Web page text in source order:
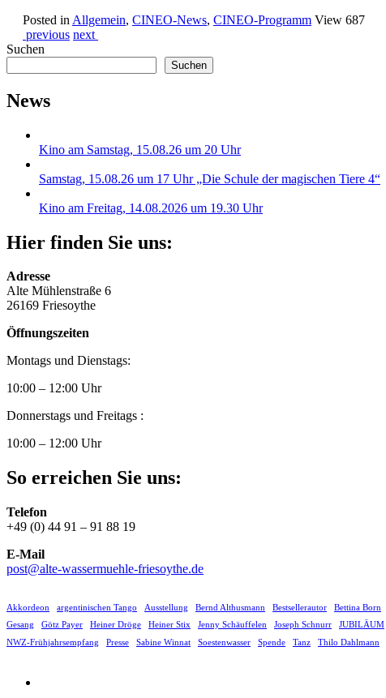
Posted in Allgemein, CINEO-News, CINEO-Programm View 687
previous next
Suchen
Suchen
News
Kino am Samstag, 15.08.26 um 20 Uhr
Samstag, 15.08.26 um 17 Uhr „Die Schule der magischen Tiere 4“
Kino am Freitag, 14.08.2026 um 19.30 Uhr
Hier finden Sie uns:
Adresse
Alte Mühlenstraße 6
26169 Friesoythe
Öffnungszeiten
Montags und Dienstags:
10:00 – 12:00 Uhr
Donnerstags und Freitags :
10:00 – 12:00 Uhr
So erreichen Sie uns:
Telefon
+49 (0) 44 91 – 91 88 19
E-Mail
post@alte-wassermuehle-friesoythe.de
Akkordeon argentinischen Tango Ausstellung Bernd Althusmann Bestsellerautor Bettina Born
Gesang
Götz Payer Heiner Dröge Heiner Stix Jenny Schäuffelen Joseph Schnurr JUBILÄUM
NWZ-Frühjahrsempfang
Presse Sabine Winnat Soestenwasser Spende Tanz Thilo Dahlmann